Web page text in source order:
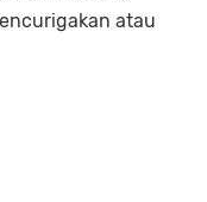
atau